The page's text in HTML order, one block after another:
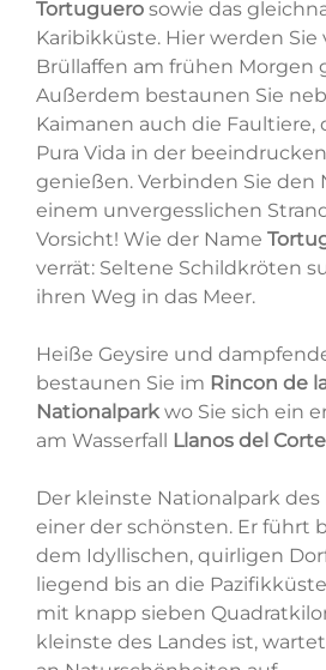
Tortuguero sowie das
Karibikküste. Hier werden
Brüllaffen am frühen Morgen
Außerdem bestaunen Sie
Kaimanen auch die Faultiere,
Pura Vida in der
genießen. Verbinden Sie den
einem unvergesslichen
Vorsicht! Wie der Name
verrät: Seltene Schildkröten
ihren Weg in das Meer.
Heiße Geysire und
bestaunen Sie im Rincon de
Nationalparkwo Sie sich ein
am Wasserfall
Llanos del
Der kleinste Nationalpark
einer der schönsten. Er führt
dem Idyllischen, quirligen
liegend bis an die
mit knapp sieben
kleinste des Landes ist,